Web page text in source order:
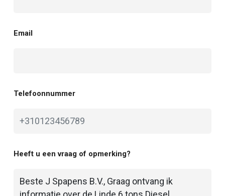
Email
Telefoonnummer
Heeft u een vraag of opmerking?